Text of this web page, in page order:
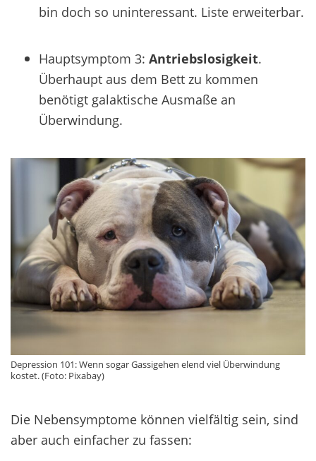
bin doch so uninteressant. Liste erweiterbar.
Hauptsymptom 3: Antriebslosigkeit.
Überhaupt aus dem Bett zu kommen
benötigt galaktische Ausmaße an
Überwindung.
Depression 101: Wenn sogar Gassigehen elend viel Überwindung
kostet. (Foto: Pixabay)
Die Nebensymptome können vielfältig sein, sind
aber auch einfacher zu fassen: